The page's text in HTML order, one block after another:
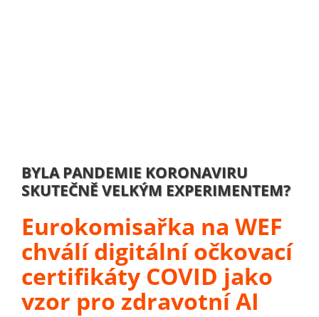
BYLA PANDEMIE KORONAVIRU
SKUTEČNĚ VELKÝM EXPERIMENTEM?
Eurokomisařka na WEF
chválí digitální očkovací
certifikáty COVID jako
vzor pro zdravotní AI